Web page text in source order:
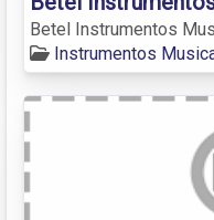
Betel Instrumentos
Instrumentos